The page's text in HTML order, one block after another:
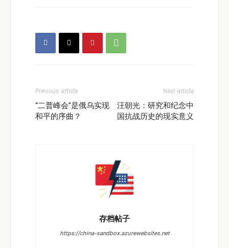
Previous article
“二普峰会”是俄乌实现
和平的序曲？
Next article
汪朝光：研究和纪念中
国抗战历史的现实意义
存档帖子
https://china-sandbox.azurewebsites.net